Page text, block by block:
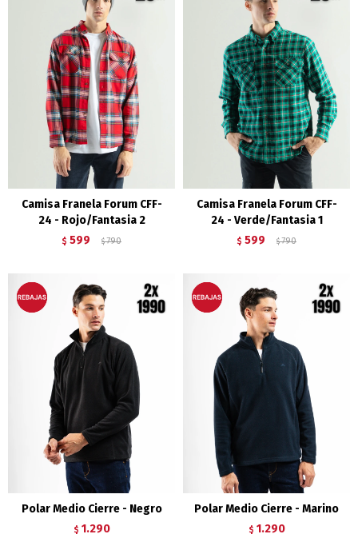
Camisa Franela Forum CFF-
24 - Rojo/Fantasia 2
$ 599 $ 790
Camisa Franela Forum CFF-
24 - Verde/Fantasia 1
$ 599 $ 790
Polar Medio Cierre - Negro
$ 1.290
Polar Medio Cierre - Marino
$ 1.290